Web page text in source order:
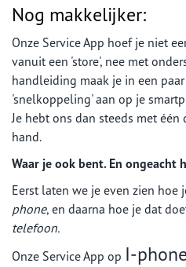
Nog makkelijker:
Onze Service App hoef je niet
vanuit een 'store', nee met
handleiding maak je in een
'snelkoppeling' aan op je
Je hebt ons dan steeds met
hand.
Waar je ook bent. En ongeacht
Eerst laten we je even zien hoe
phone, en daarna hoe je dat
telefoon.
Onze Service App op I-